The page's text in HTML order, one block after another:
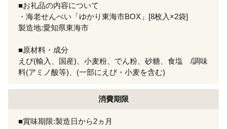
■お礼品の内容について
・海老せんべい「ゆかり東海市BOX」[8枚入×2袋]
製造地:愛知県東海市
■原材料・成分
えび(輸入、国産)、小麦粉、でん粉、砂糖、食塩 /調味
料(アミノ酸等)、(一部にえび・小麦を含む)
消費期限
■賞味期限:製造日から2ヵ月